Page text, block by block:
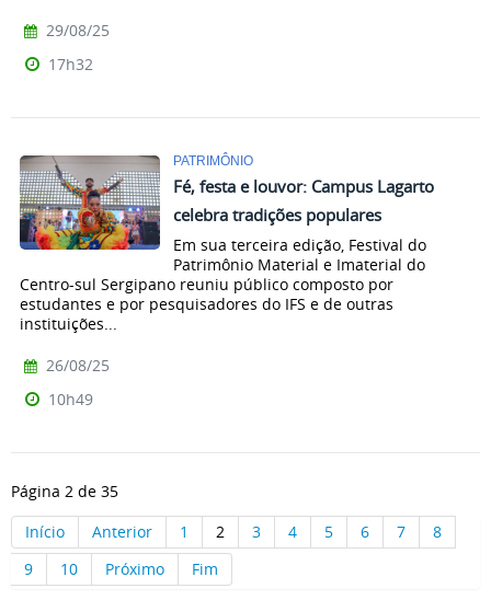
29/08/25
17h32
PATRIMÔNIO
Fé, festa e louvor: Campus Lagarto
celebra tradições populares
Em sua terceira edição, Festival do
Patrimônio Material e Imaterial do
Centro-sul Sergipano reuniu público composto por
estudantes e por pesquisadores do IFS e de outras
instituições...
26/08/25
10h49
Página 2 de 35
Início
Anterior 1 2 3 4 5 6 7
8
9
10 Próximo Fim